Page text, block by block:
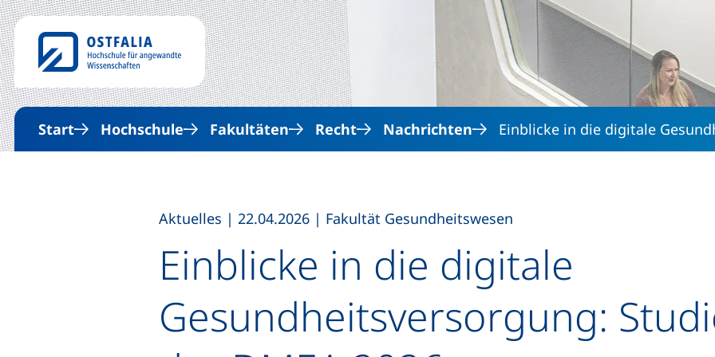
Direkt zum Inhalt
Start Hochschule Fakultäten Recht Nachrichten Einblicke in die digitale
Einblicke in die digitale
Gesundheitsversorgung:
Aktuelles | 22.04.2026 | Fakultät Gesundheitswesen